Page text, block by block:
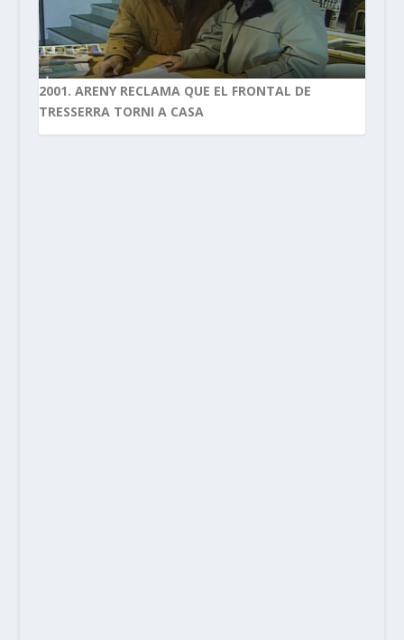
2001. ARENY RECLAMA QUE EL FRONTAL DE
TRESSERRA TORNI A CASA